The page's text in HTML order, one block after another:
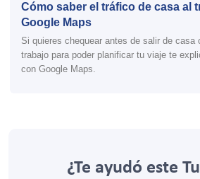
Cómo saber el tráfico de casa al
Google Maps
Si quieres chequear antes de salir de casa
trabajo para poder planificar tu viaje te
con Google Maps.
¿Te ayudó este